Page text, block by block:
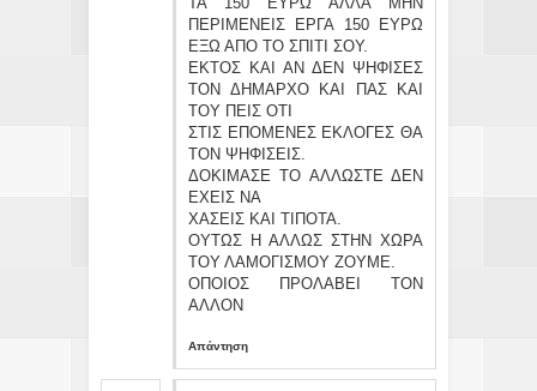
ΠΕΡΙΜΕΝΕΙΣ ΕΡΓΑ 150 ΕΥΡΩ
ΕΞΩ ΑΠΟ ΤΟ ΣΠΙΤΙ ΣΟΥ.
ΕΚΤΟΣ ΚΑΙ ΑΝ ΔΕΝ ΨΗΦΙΣΕΣ
ΤΟΝ ΔΗΜΑΡΧΟ ΚΑΙ ΠΑΣ ΚΑΙ
ΤΟΥ ΠΕΙΣ ΟΤΙ
ΣΤΙΣ ΕΠΟΜΕΝΕΣ ΕΚΛΟΓΕΣ ΘΑ
ΤΟΝ ΨΗΦΙΣΕΙΣ.
ΔΟΚΙΜΑΣΕ ΤΟ ΑΛΛΩΣΤΕ ΔΕΝ
ΕΧΕΙΣ ΝΑ
ΧΑΣΕΙΣ ΚΑΙ ΤΙΠΟΤΑ.
ΟΥΤΩΣ Η ΑΛΛΩΣ ΣΤΗΝ ΧΩΡΑ
ΤΟΥ ΛΑΜΟΓΙΣΜΟΥ ΖΟΥΜΕ.
ΟΠΟΙΟΣ ΠΡΟΛΑΒΕΙ ΤΟΝ
ΑΛΛΟΝ
Απάντηση